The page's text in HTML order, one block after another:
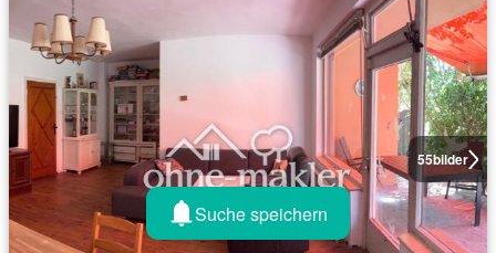
55bilder
Suche speichern